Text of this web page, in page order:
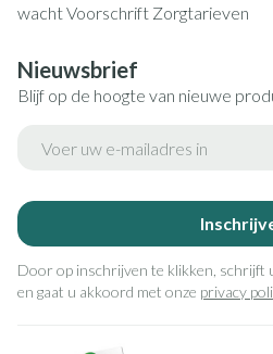
wachtVoorschrift Zorgtarieven
Nieuwsbrief
Blijf op de hoogte van nieuwe
Door op inschrijven te klikken, schrijft
en gaat u akkoord met onze privacy